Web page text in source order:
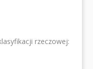
rzeczowej: